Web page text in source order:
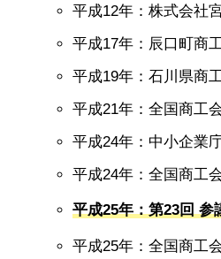
平成12年：株式会社
平成17年：辰口町商
平成19年：石川県商
平成21年：全国商工
平成24年：中小企業
平成24年：全国商工
平成25年：第23回 参
平成25年：全国商工